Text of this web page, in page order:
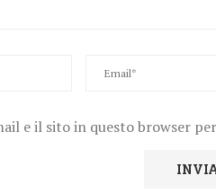
e il sito in questo browser